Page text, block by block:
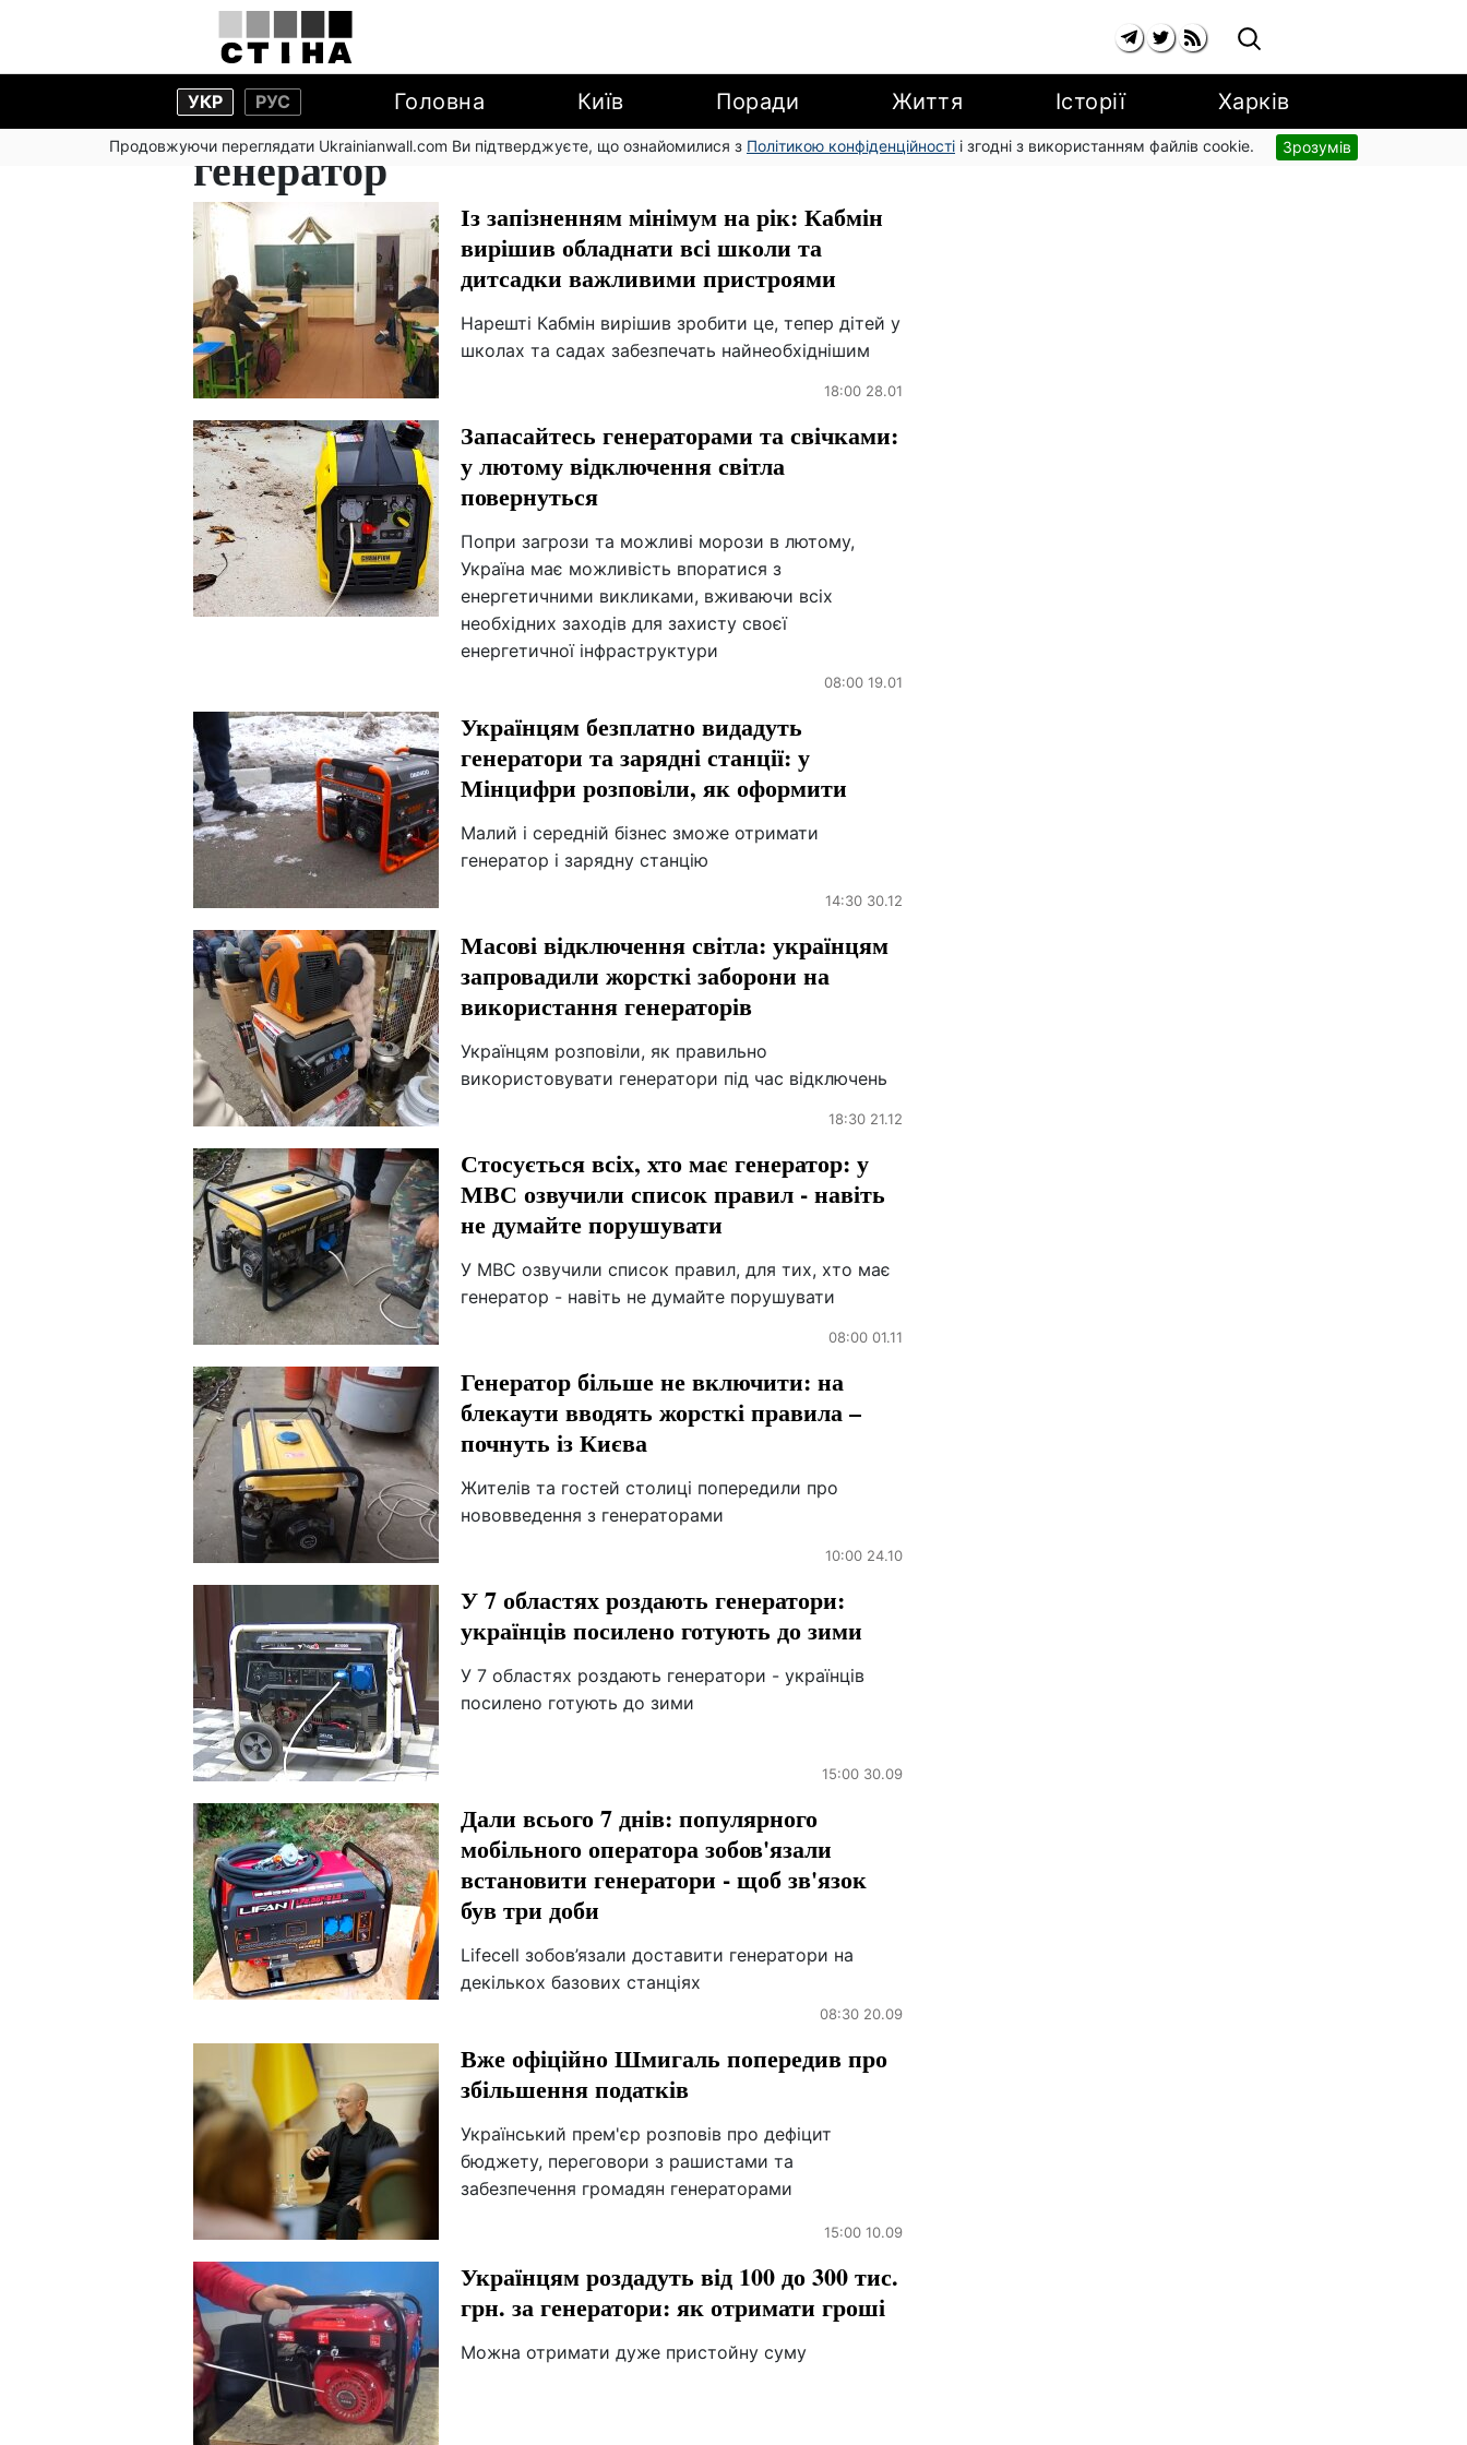
УКР РУС Головна Київ Поради Життя Історії Харків
Продовжуючи переглядати Ukrainianwall.com Ви підтверджуєте, що ознайомилися з Політикою конфіденційності і згодні з використанням файлів cookie. Зрозумів
генератор
Із запізненням мінімум на рік: Кабмін
вирішив обладнати всі школи та
дитсадки важливими пристроями
Нарешті Кабмін вирішив зробити це, тепер дітей у
школах та садах забезпечать найнеобхіднішим
18:00 28.01
Запасайтесь генераторами та свічками:
у лютому відключення світла
повернуться
Попри загрози та можливі морози в лютому,
Україна має можливість впоратися з
енергетичними викликами, вживаючи всіх
необхідних заходів для захисту своєї
енергетичної інфраструктури
08:00 19.01
Українцям безплатно видадуть
генератори та зарядні станції: у
Мінцифри розповіли, як оформити
Малий і середній бізнес зможе отримати
генератор і зарядну станцію
14:30 30.12
Масові відключення світла: українцям
запровадили жорсткі заборони на
використання генераторів
Українцям розповіли, як правильно
використовувати генератори під час відключень
18:30 21.12
Стосується всіх, хто має генератор: у
МВС озвучили список правил - навіть
не думайте порушувати
У МВС озвучили список правил, для тих, хто має
генератор - навіть не думайте порушувати
08:00 01.11
Генератор більше не включити: на
блекаути вводять жорсткі правила –
почнуть із Києва
Жителів та гостей столиці попередили про
нововведення з генераторами
10:00 24.10
У 7 областях роздають генератори:
українців посилено готують до зими
У 7 областях роздають генератори - українців
посилено готують до зими
15:00 30.09
Дали всього 7 днів: популярного
мобільного оператора зобов'язали
встановити генератори - щоб зв'язок
був три доби
Lifecell зобов’язали доставити генератори на
декількох базових станціях
08:30 20.09
Вже офіційно Шмигаль попередив про
збільшення податків
Український прем'єр розповів про дефіцит
бюджету, переговори з рашистами та
забезпечення громадян генераторами
15:00 10.09
Українцям роздадуть від 100 до 300 тис.
грн. за генератори: як отримати гроші
Можна отримати дуже пристойну суму